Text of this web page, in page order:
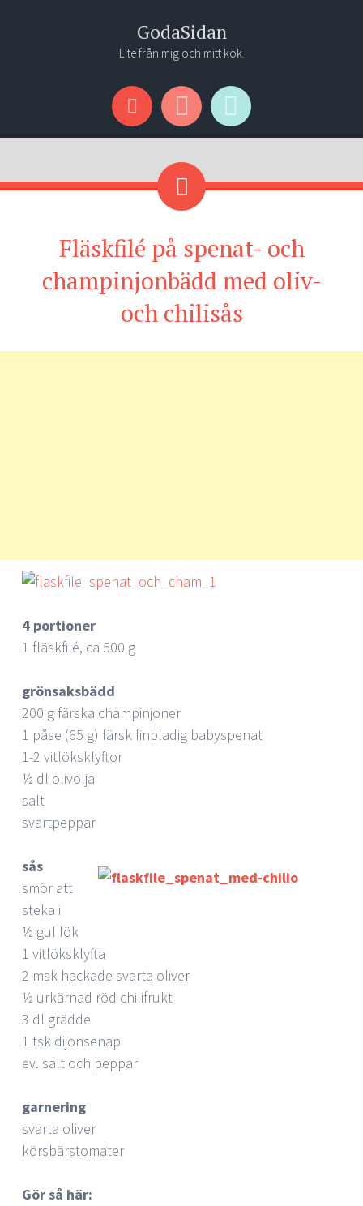
GodaSidan
Lite från mig och mitt kök.
Menu
Widgets
Search
Fläskfilé på spenat- och
champinjonbädd med oliv-
och chilisås
4 portioner
1 fläskfilé, ca 500 g
grönsaksbädd
200 g färska champinjoner
1 påse (65 g) färsk finbladig babyspenat
1-2 vitlöksklyftor
½ dl olivolja
salt
svartpeppar
sås
smör att
steka i
½ gul lök
1 vitlöksklyfta
2 msk hackade svarta oliver
½ urkärnad röd chilifrukt
3 dl grädde
1 tsk dijonsenap
ev. salt och peppar
garnering
svarta oliver
körsbärstomater
Gör så här: